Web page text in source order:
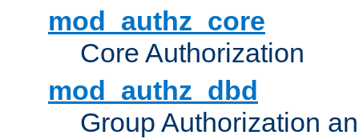
mod_authz_core
Core Authorization
mod_authz_dbd
Group Authorization